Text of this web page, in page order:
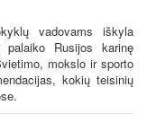
vadovams iškyla
Rusijos karinę
mokslo ir sporto
kokių teisinių